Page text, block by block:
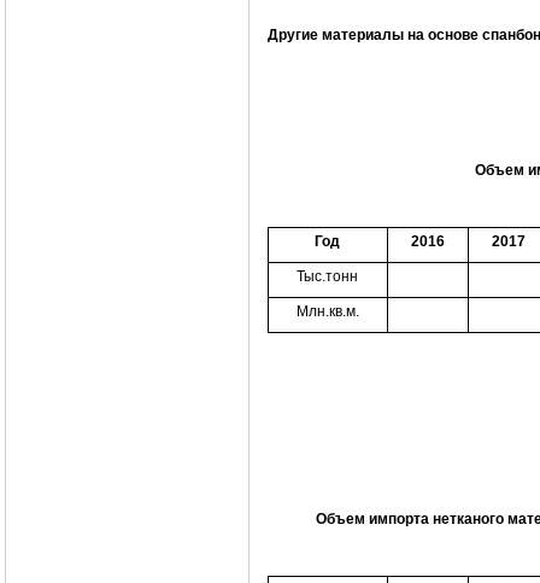
Другие материалы на основе
Объем
Год 2016 2017
Тыс.тонн
Млн.кв.м.
Объем импорта нетканого